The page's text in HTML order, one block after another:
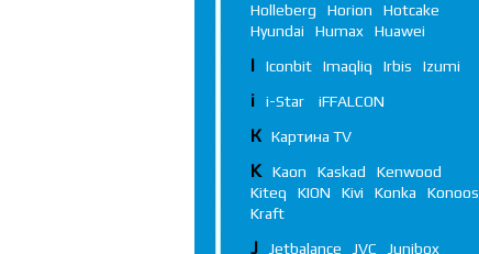
Holleberg
Horion
Hotcake
Hyundai
Humax Huawei
I Iconbit Imaqliq Irbis Izumi
i i-Star iFFALСON
К Картина TV
K Kaon Kaskad
Kenwood
Kiteq
KION Kivi Konka
Konoos
Kraft
J Jetbalance JVC Junibox